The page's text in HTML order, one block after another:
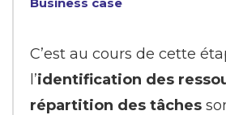
C’est au cours de cette
l’identification des
répartition des tâches